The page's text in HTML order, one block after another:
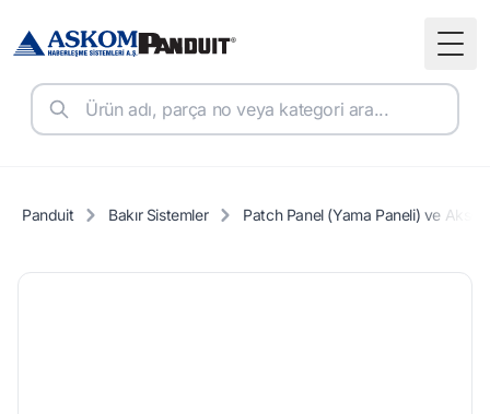
Panduit Bakır Sistemler Patch Panel (Yama Paneli) ve